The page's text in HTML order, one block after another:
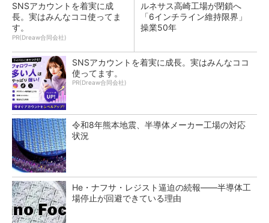
SNSアカウントを着実に成
長。実はみんなココ使ってま
す。
PR(Dreaw合同会社)
ルネサス高崎工場が閉鎖へ
「6インチライン維持限界」
操業50年
SNSアカウントを着実に成長。実はみんなココ
使ってます。
PR(Dreaw合同会社)
令和8年熊本地震、半導体メーカー工場の対応
状況
He・ナフサ・レジスト逼迫の続報――半導体工
場停止が回避できている理由